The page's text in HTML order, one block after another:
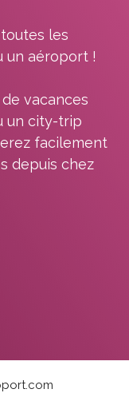
les
un aéroport !
vacances
un city-trip
facilement
depuis chez